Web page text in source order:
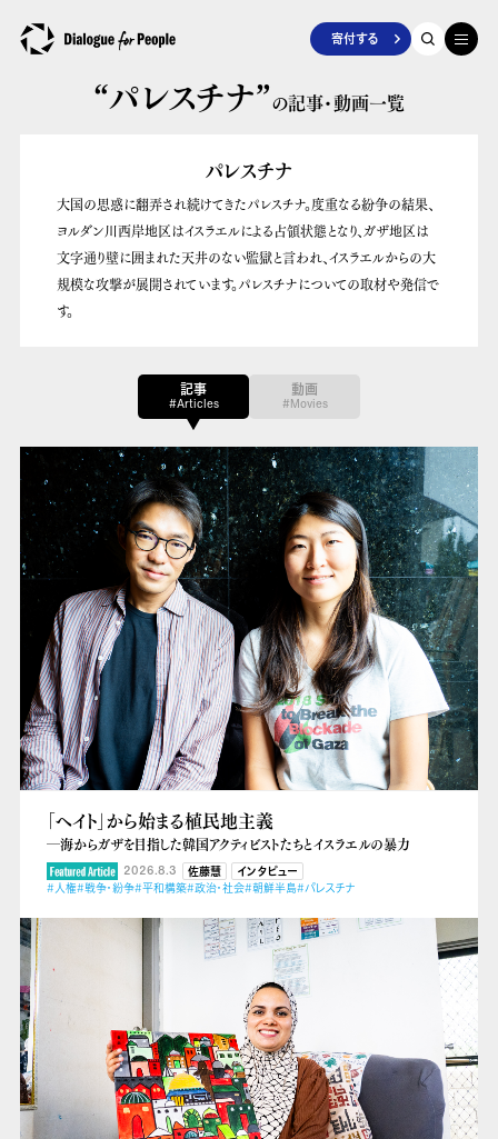
寄付する
“パレスチナ”の記事・動画一覧
パレスチナ
大国の思惑に翻弄され続けてきたパレスチナ。度重なる紛争の結果、
ヨルダン川西岸地区はイスラエルによる占領状態となり、ガザ地区は
文字通り壁に囲まれた天井のない監獄と言われ、イスラエルからの大
規模な攻撃が展開されています。パレスチナについての取材や発信で
す。
記事
#Articles
動画
#Movies
「ヘイト」から始まる植民地主義
―海からガザを目指した韓国アクティビストたちとイスラエルの暴力
2026.8.3 佐藤慧
インタビュー
#人権#戦争・紛争#平和構築#政治・社会#朝鮮半島#パレスチナ